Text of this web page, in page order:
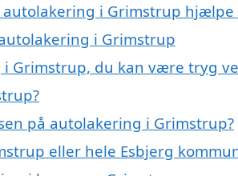
i Grimstrup hjælpe
i Grimstrup
Grimstrup, du kan være tryg
på autolakering i Grimstrup?
eller hele Esbjerg